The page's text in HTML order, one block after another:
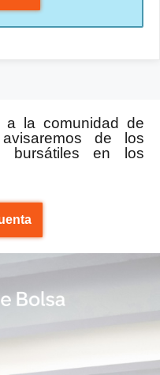
a la comunidad de
de los
bursátiles en los